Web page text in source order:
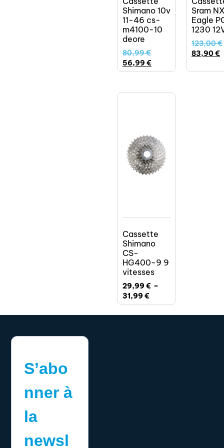
Shimano 10v
11-46 cs-
m4100-10
deore
80,99€
56,99 €
Sram
Eagle
1230
123,00€
83,90€
Cassette
Shimano
CS-
HG400-9 9
vitesses
29,99 € –
31,99 €
S’abo
nner à
la
newsl